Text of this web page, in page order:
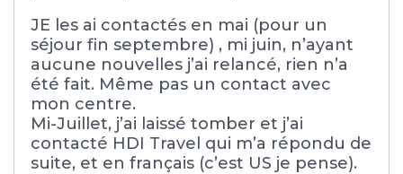
JE les ai contactés en mai (pour un
séjour fin septembre) , mi juin, n’ayant
aucune nouvelles j’ai relancé, rien n’a
été fait. Même pas un contact avec
mon centre.
Mi-Juillet, j’ai laissé tomber et j’ai
contacté HDI Travel qui m’a répondu de
suite, et en français (c’est US je pense).